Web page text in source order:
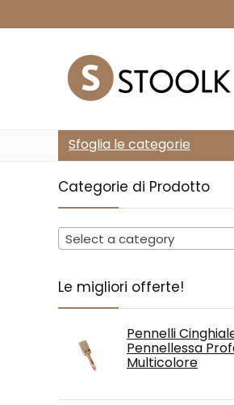
Sfoglia le categorie
Categorie di Prodotto
Select a category
Le migliori offerte!
Pennelli
Pennellessa
Multicolore